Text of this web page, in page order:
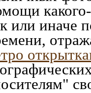
или иначе